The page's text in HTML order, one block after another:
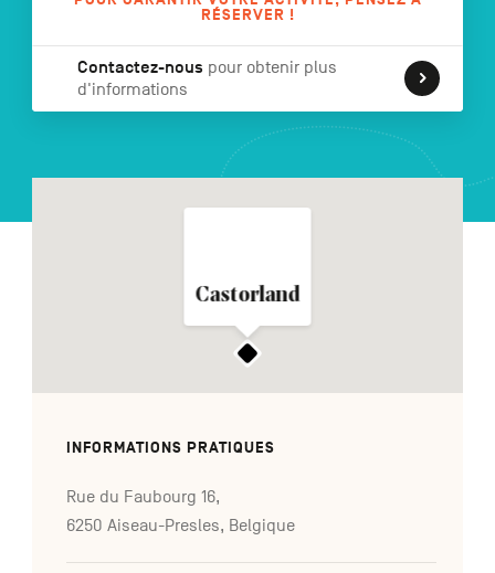
secondaire
RÉSERVER !
Contactez-nous pour obtenir plus
d'informations
Castorland
INFORMATIONS PRATIQUES
Rue du Faubourg 16,
6250 Aiseau-Presles, Belgique